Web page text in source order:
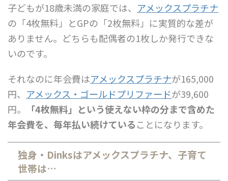
子どもが18歳未満の家庭では、 アメックスプラチナ
の「4枚無料」とGPの「2枚無料」に実質的な差が
ありません。どちらも配偶者の1枚しか発行できな
いのです。
それなのに年会費はアメックスプラチナが165,000
円、 アメックス・ゴールドプリファードが39,600
円。
「4枚無料」という使えない枠の分まで含めた
年会費を、毎年払い続けていることになります。
独身・Dinksはアメックスプラチナ、子育て
世帯は…